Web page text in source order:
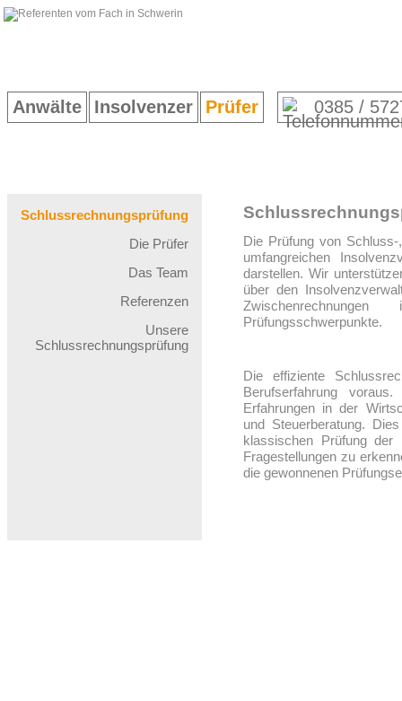
Anwälte Insolvenzer Prüfer 0385 /
Schlussrechnungsprüfung
Die Prüfer
Das Team
Referenzen
Unsere
Schlussrechnungsprüfung
Die Prüfung von
umfangreichen
darstellen. Wir
über den
Prüfungsschwerpunkte.
Die effiziente
Berufserfahrung
Erfahrungen in der
und Steuerberatung.
klassischen Prüfung der
Fragestellungen zu
die gewonnenen